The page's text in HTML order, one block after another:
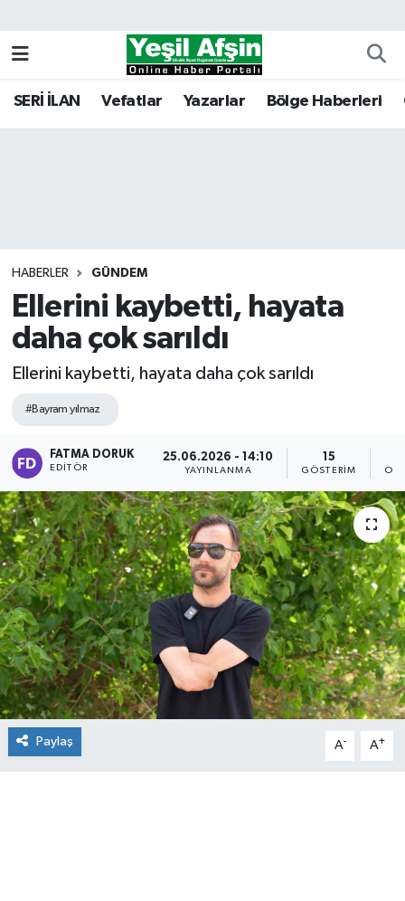
SERİ İLAN Vefatlar Yazarlar Bölge Haberleri
HABERLER GÜNDEM
Ellerini kaybetti, hayata
daha çok sarıldı
Ellerini kaybetti, hayata daha çok sarıldı
#Bayram yılmaz
FATMA DORUK
EDITÖR
25.06.2026 - 14:10
YAYINLANMA
15
GÖSTERIM
Paylaş A- A+
Kahramanmaraş Nöbetçi Eczaneler
Tüm Manşetler
Son Dakika Haberleri